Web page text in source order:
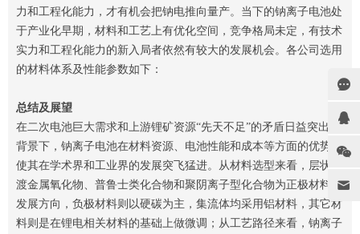
力和工程化能力，才有机会把钠电推向量产。当下的钠离子电池处
于产业化早期，材料和工艺上有优化空间，竞争格局未定，有技术
实力和工程化能力的新入局者依然有较大的发展机会。各公司选用
的材料体系及性能参数如下：
总结及展望
在二次电池巨大需求和上游锂矿资源“先天不足”的矛盾日益突出的
背景下，钠离子电池在材料资源、电池性能和成本等方面的优势，
使其在学术界和工业界的发展突飞猛进。从材料选型来看，层状过
渡金属氧化物、普鲁士类化合物和聚阴离子型化合物为正极材料的
发展方向，负极材料则以硬碳为主，集流体均采用铝材料，其它材
料则是在锂电相关材料的基础上做微调；从工艺路径来看，钠离子